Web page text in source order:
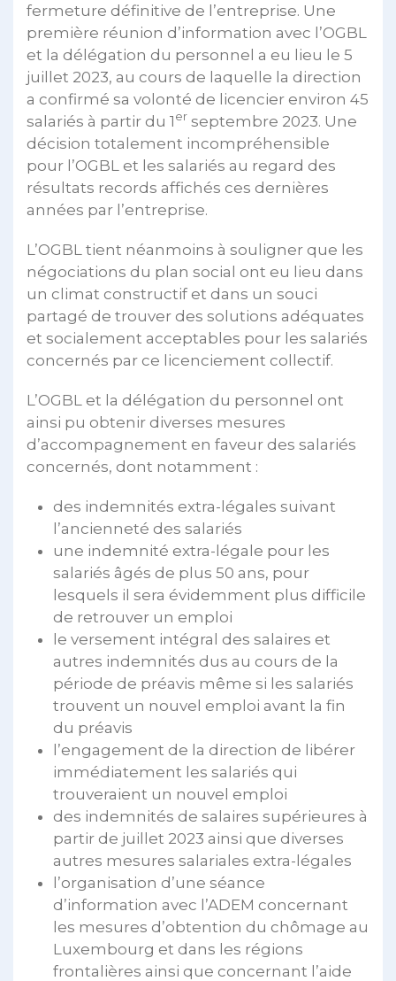
fermeture définitive de l’entreprise. Une
première réunion d’information avec l’OGBL
et la délégation du personnel a eu lieu le 5
juillet 2023, au cours de laquelle la direction
a confirmé sa volonté de licencier environ 45
salariés à partir du 1 er septembre 2023. Une
décision totalement incompréhensible
pour l’OGBL et les salariés au regard des
résultats records affichés ces dernières
années par l’entreprise.
L’OGBL tient néanmoins à souligner que les
négociations du plan social ont eu lieu dans
un climat constructif et dans un souci
partagé de trouver des solutions adéquates
et socialement acceptables pour les salariés
concernés par ce licenciement collectif.
L’OGBL et la délégation du personnel ont
ainsi pu obtenir diverses mesures
d’accompagnement en faveur des salariés
concernés, dont notamment :
des indemnités extra-légales suivant
l’ancienneté des salariés
une indemnité extra-légale pour les
salariés âgés de plus 50 ans, pour
lesquels il sera évidemment plus difficile
de retrouver un emploi
le versement intégral des salaires et
autres indemnités dus au cours de la
période de préavis même si les salariés
trouvent un nouvel emploi avant la fin
du préavis
l’engagement de la direction de libérer
immédiatement les salariés qui
trouveraient un nouvel emploi
des indemnités de salaires supérieures à
partir de juillet 2023 ainsi que diverses
autres mesures salariales extra-légales
l’organisation d’une séance
d’information avec l’ADEM concernant
les mesures d’obtention du chômage au
Luxembourg et dans les régions
frontalières ainsi que concernant l’aide